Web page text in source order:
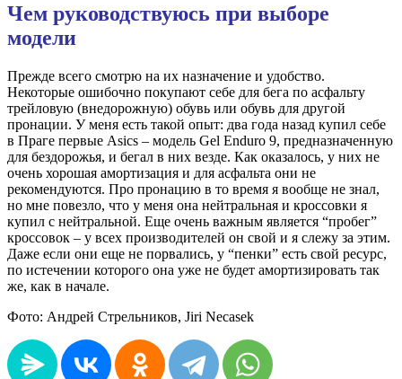
Чем руководствуюсь при выборе
модели
Прежде всего смотрю на их назначение и удобство.
Некоторые ошибочно покупают себе для бега по асфальту
трейловую (внедорожную) обувь или обувь для другой
пронации. У меня есть такой опыт: два года назад купил себе
в Праге первые Asics – модель Gel Enduro 9, предназначенную
для бездорожья, и бегал в них везде. Как оказалось, у них не
очень хорошая амортизация и для асфальта они не
рекомендуются. Про пронацию в то время я вообще не знал,
но мне повезло, что у меня она нейтральная и кроссовки я
купил с нейтральной. Еще очень важным является “пробег”
кроссовок – у всех производителей он свой и я слежу за этим.
Даже если они еще не порвались, у “пенки” есть свой ресурс,
по истечении которого она уже не будет амортизировать так
же, как в начале.
Фото: Андрей Стрельников, Jiri Necasek